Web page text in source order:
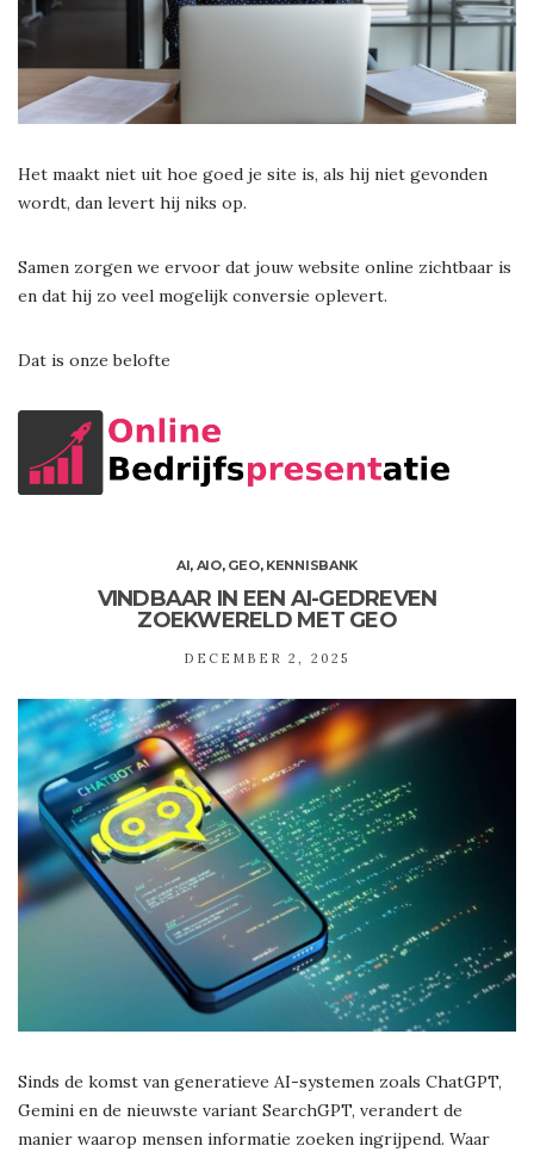
Het maakt niet uit hoe goed je site is, als hij niet gevonden
wordt, dan levert hij niks op.
Samen zorgen we ervoor dat jouw website online zichtbaar is
en dat hij zo veel mogelijk conversie oplevert.
Dat is onze belofte
AI, AIO, GEO, KENNISBANK
VINDBAAR IN EEN AI-GEDREVEN
ZOEKWERELD MET GEO
DECEMBER 2, 2025
Sinds de komst van generatieve AI-systemen zoals ChatGPT,
Gemini en de nieuwste variant SearchGPT, verandert de
manier waarop mensen informatie zoeken ingrijpend. Waar